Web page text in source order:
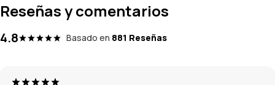
Reseñas y comentarios
4.8 Basado en 881 Reseñas